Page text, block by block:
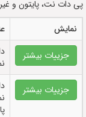
پی دات نت، پایتون و
نمایش
جزییات بیشتر
جزییات بیشتر